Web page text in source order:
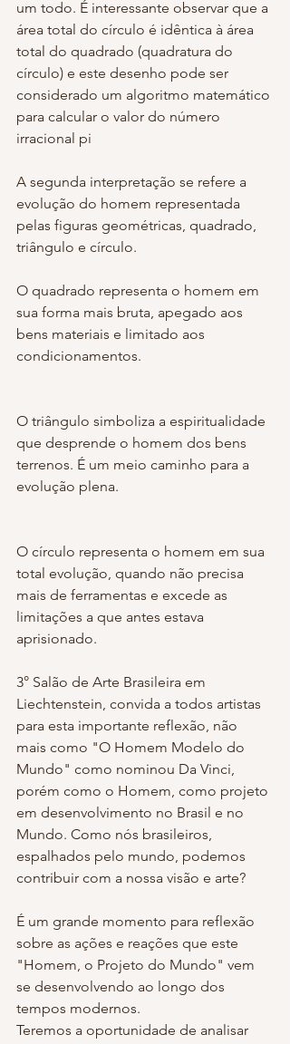
um todo. É interessante observar que a
área total do círculo é idêntica à área
total do quadrado (quadratura do
círculo) e este desenho pode ser
considerado um algoritmo matemático
para calcular o valor do número
irracional pi
A segunda interpretação se refere a
evolução do homem representada
pelas figuras geométricas, quadrado,
triângulo e círculo.
O quadrado representa o homem em
sua forma mais bruta, apegado aos
bens materiais e limitado aos
condicionamentos.
O triângulo simboliza a espiritualidade
que desprende o homem dos bens
terrenos. É um meio caminho para a
evolução plena.
O círculo representa o homem em sua
total evolução, quando não precisa
mais de ferramentas e excede as
limitações a que antes estava
aprisionado.
3° Salão de Arte Brasileira em
Liechtenstein, convida a todos artistas
para esta importante reflexão, não
mais como "O Homem Modelo do
Mundo" como nominou Da Vinci,
porém como o Homem, como projeto
em desenvolvimento no Brasil e no
Mundo. Como nós brasileiros,
espalhados pelo mundo, podemos
contribuir com a nossa visão e arte?
É um grande momento para reflexão
sobre as ações e reações que este
"Homem, o Projeto do Mundo" vem
se desenvolvendo ao longo dos
tempos modernos.
Teremos a oportunidade de analisar